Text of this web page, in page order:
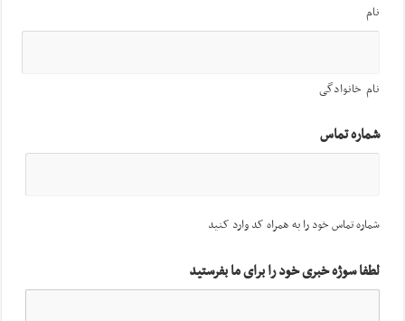
نام
نام خانوادگی
شماره تماس
شماره تماس خود را به همراه کد وارد کنید
لطفا سوژه خبری خود را برای ما بفرستید